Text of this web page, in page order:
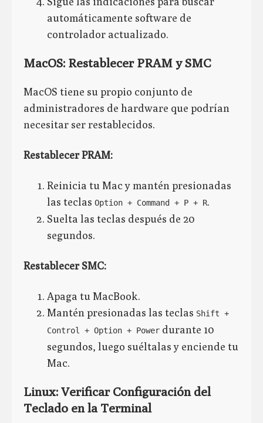
automáticamente software de
controlador actualizado.
MacOS: Restablecer PRAM y SMC
MacOS tiene su propio conjunto de
administradores de hardware que podrían
necesitar ser restablecidos.
Restablecer PRAM:
Reinicia tu Mac y mantén presionadas
las teclas Option + Command + P + R.
Suelta las teclas después de 20
segundos.
Restablecer SMC:
Apaga tu MacBook.
Mantén presionadas las teclas Shift +
Control + Option + Power durante 10
segundos, luego suéltalas y enciende tu
Mac.
Linux: Verificar Configuración del
Teclado en la Terminal